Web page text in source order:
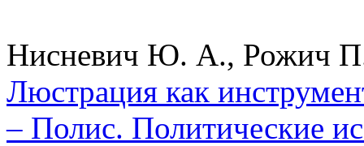
Нисневич Ю. А., Рожич
Люстрация как
– Полис. Политические